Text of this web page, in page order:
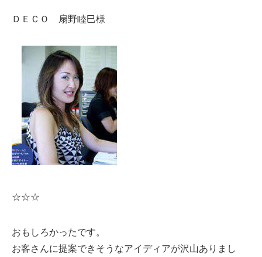
ＤＥＣＯ 扇野睦巳様
☆☆☆
おもしろかったです。
お客さんに提案できそうなアイディアが沢山ありまし